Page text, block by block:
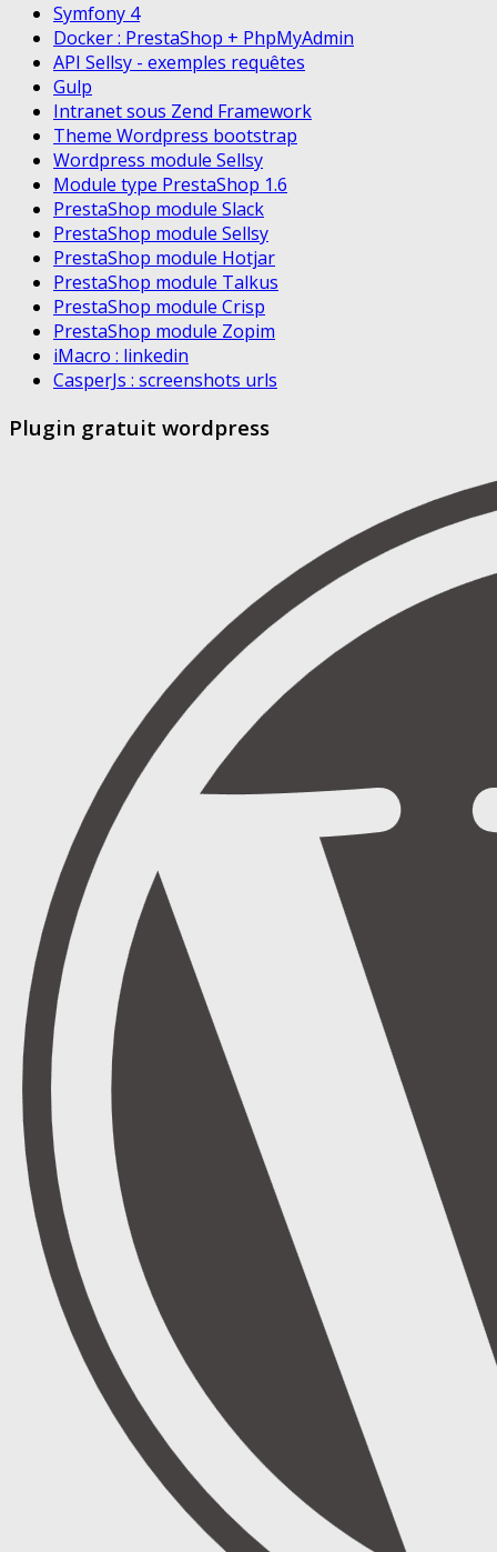
Symfony 4
Docker : PrestaShop + PhpMyAdmin
API Sellsy - exemples requêtes
Gulp
Intranet sous Zend Framework
Theme Wordpress bootstrap
Wordpress module Sellsy
Module type PrestaShop 1.6
PrestaShop module Slack
PrestaShop module Sellsy
PrestaShop module Hotjar
PrestaShop module Talkus
PrestaShop module Crisp
PrestaShop module Zopim
iMacro : linkedin
CasperJs : screenshots urls
Plugin gratuit wordpress